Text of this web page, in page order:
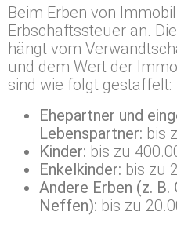
Beim Erben von
Erbschaftssteuer an.
hängt vom
und dem Wert der
sind wie folgt gestaffelt:
Ehepartner und
Lebenspartner: bis
Kinder: bis zu
Enkelkinder: bis zu
Andere Erben (z.
Neffen): bis zu